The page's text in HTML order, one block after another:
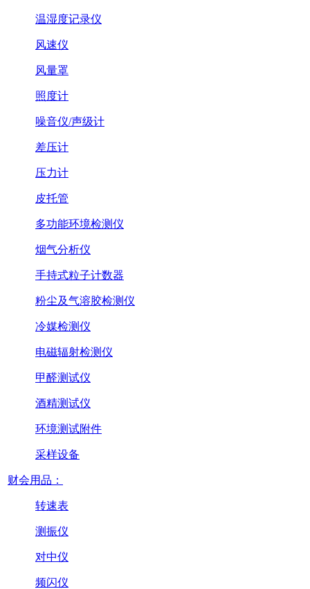
温湿度记录仪
风速仪
风量罩
照度计
噪音仪/声级计
差压计
压力计
皮托管
多功能环境检测仪
烟气分析仪
手持式粒子计数器
粉尘及气溶胶检测仪
冷媒检测仪
电磁辐射检测仪
甲醛测试仪
酒精测试仪
环境测试附件
采样设备
财会用品：
转速表
测振仪
对中仪
频闪仪